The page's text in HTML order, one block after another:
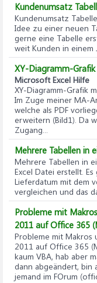
Kundenumsatz
Kundenumsatz
Idee zu einer neuen
gerne eine Tabelle
weit Kunden in einem
XY-Diagramm-
Microsoft Excel Hilfe
XY-Diagramm-Grafik
Im Zuge meiner MA-
welche als PDF
erweitern (Bild1). Da
Zugang...
Mehrere Tabellen in
Mehrere Tabellen in
Excel Datei erstellt.
Lieferdatum mit dem
vergleichen und das
Probleme mit
2011 auf Office 365
Probleme mit Makros
2011 auf Office 365
kaum VBA, hab aber
dann abgeändert, bin
jemand im FOrum